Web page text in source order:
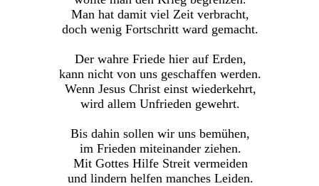
Man hat damit viel Zeit verbracht,
doch wenig Fortschritt ward gemacht.
Der wahre Friede hier auf Erden,
kann nicht von uns geschaffen werden.
Wenn Jesus Christ einst wiederkehrt,
wird allem Unfrieden gewehrt.
Bis dahin sollen wir uns bemühen,
im Frieden miteinander ziehen.
Mit Gottes Hilfe Streit vermeiden
und lindern helfen manches Leiden.